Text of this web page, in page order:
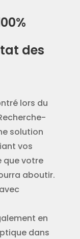
des
lors du
solution
vos
que votre
aboutir.
en
dans